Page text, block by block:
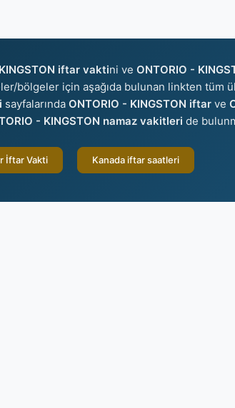
iftar vaktini ve ONTORIO -
bölgeler için aşağıda bulunan linkten tüm
sayfalarında ONTORIO - KINGSTON iftarve
- KINGSTON namaz vakitleri de
İftar Vakti Kanada iftar saatleri